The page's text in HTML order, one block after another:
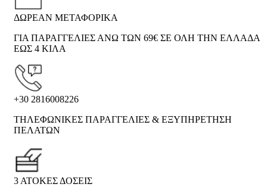
ΔΩΡΕΑΝ ΜΕΤΑΦΟΡΙΚΑ
ΓΙΑ ΠΑΡΑΓΓΕΛΙΕΣ ΑΝΩ ΤΩΝ 69€ ΣΕ ΟΛΗ ΤΗΝ ΕΛΛΑΔΑ
ΕΩΣ 4 ΚΙΛΑ
+30 2816008226
ΤΗΛΕΦΩΝΙΚΕΣ ΠΑΡΑΓΓΕΛΙΕΣ & ΕΞΥΠΗΡΕΤΗΣΗ
ΠΕΛΑΤΩΝ
3 ΑΤΟΚΕΣ ΔΟΣΕΙΣ